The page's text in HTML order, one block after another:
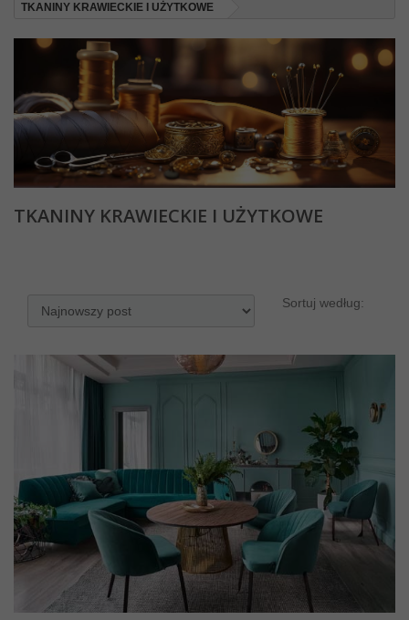
TKANINY KRAWIECKIE I UŻYTKOWE
TKANINY KRAWIECKIE I UŻYTKOWE
Sortuj według: